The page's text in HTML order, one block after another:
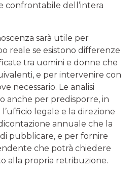
confrontabile dell’intera
sarà utile per
reale se esistono differenze
tra uomini e donne che
e per intervenire con
necessario. Le analisi
anche per predisporre, in
legale e la direzione
annuale che la
pubblicare, e per fornire
che potrà chiedere
alla propria retribuzione.